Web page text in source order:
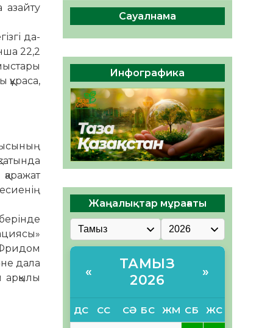
азайту
да­
22,2
құраса,
дала
Руслан Рүстемұлы облыс
әкімінің кеңесшісі болып
тағайындалды
05.08.2026
43 0
Сауалнама
Инфографика
Жаңалықтар мұрағаты
«
ТАМЫЗ
2026
»
ДС СС СӘ БС ЖМ СБ ЖС